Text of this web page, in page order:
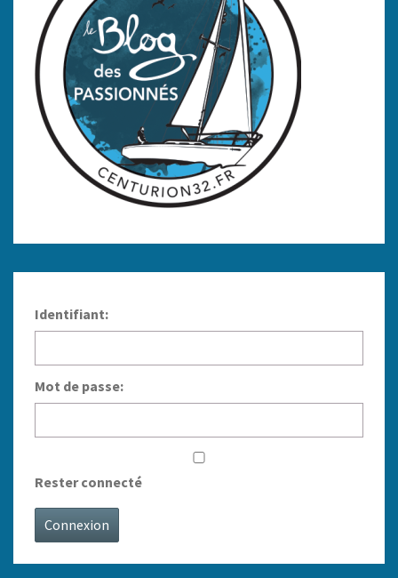
Identifiant:
Mot de passe:
Rester connecté
Connexion